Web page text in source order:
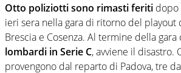
Otto poliziotti sono rimasti feriti dopo
ieri sera nella gara di ritorno del playout
Brescia e Cosenza. Al termine della gara
lombardi in Serie C, avviene il disastro.
provengono dal reparto di Padova, tre